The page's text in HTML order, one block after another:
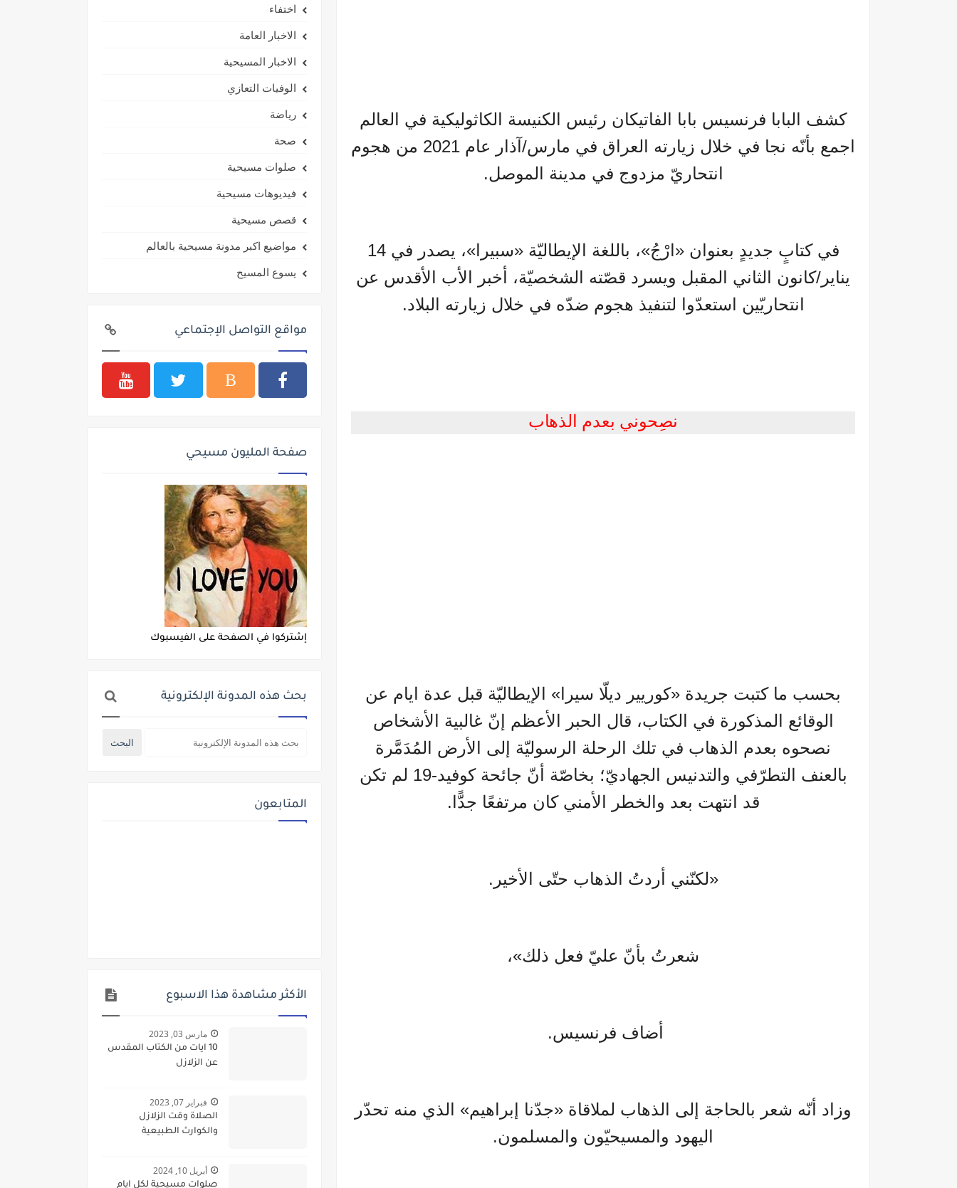
كشف البابا فرنسيس بابا الفاتيكان رئيس الكنيسة الكاثوليكية في العالم
اجمع بأنّه نجا في خلال زيارته العراق في مارس/آذار عام 2021 من هجوم
انتحاريّ مزدوج في مدينة الموصل.
في كتابٍ جديدٍ بعنوان «ارْجُ»، باللغة الإيطاليّة «سبيرا»، يصدر في 14
يناير/كانون الثاني المقبل ويسرد قصّته الشخصيّة، أخبر الأب الأقدس عن
انتحاريّين استعدّوا لتنفيذ هجوم ضدّه في خلال زيارته البلاد.
نصِحوني بعدم الذهاب
بحسب ما كتبت جريدة «كوريير ديلّا سيرا» الإيطاليّة قبل عدة ايام عن
الوقائع المذكورة في الكتاب، قال الحبر الأعظم إنّ غالبية الأشخاص
نصحوه بعدم الذهاب في تلك الرحلة الرسوليّة إلى الأرض المُدَمَّرة
بالعنف التطرّفي والتدنيس الجهاديّ؛ بخاصّة أنّ جائحة كوفيد-19 لم تكن
قد انتهت بعد والخطر الأمني كان مرتفعًا جدًّا.
«لكنّني أردتُ الذهاب حتّى الأخير.
شعرتُ بأنّ عليّ فعل ذلك»،
أضاف فرنسيس.
وزاد أنّه شعر بالحاجة إلى الذهاب لملاقاة «جدّنا إبراهيم» الذي منه تحدّر
اليهود والمسيحيّون والمسلمون.
اختفاء
الاخبار العامة
الاخبار المسيحية
الوفيات التعازي
رياضة
صحة
صلوات مسيحية
فيديوهات مسيحية
قصص مسيحية
مواضيع اكبر مدونة مسيحية بالعالم
يسوع المسيح
مواقع التواصل الإجتماعي
صفحة المليون مسيحي
إشتركوا في الصفحة على الفيسبوك
بحث هذه المدونة الإلكترونية
المتابعون
الأكثر مشاهدة هذا الاسبوع
مارس 03, 2023
10 ايات من الكتاب المقدس
عن الزلازل
فبراير 07, 2023
الصلاة وقت الزلازل
والكوارث الطبيعية
أبريل 10, 2024
صلوات مسيحية لكل ايام